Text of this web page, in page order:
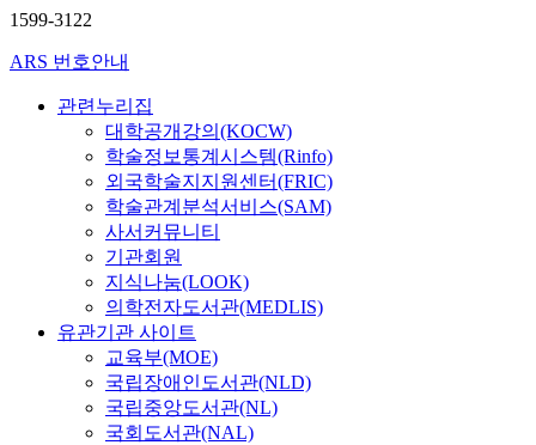
1599-3122
ARS 번호안내
관련누리집
대학공개강의(KOCW)
학술정보통계시스템(Rinfo)
외국학술지지원센터(FRIC)
학술관계분석서비스(SAM)
사서커뮤니티
기관회원
지식나눔(LOOK)
의학전자도서관(MEDLIS)
유관기관 사이트
교육부(MOE)
국립장애인도서관(NLD)
국립중앙도서관(NL)
국회도서관(NAL)